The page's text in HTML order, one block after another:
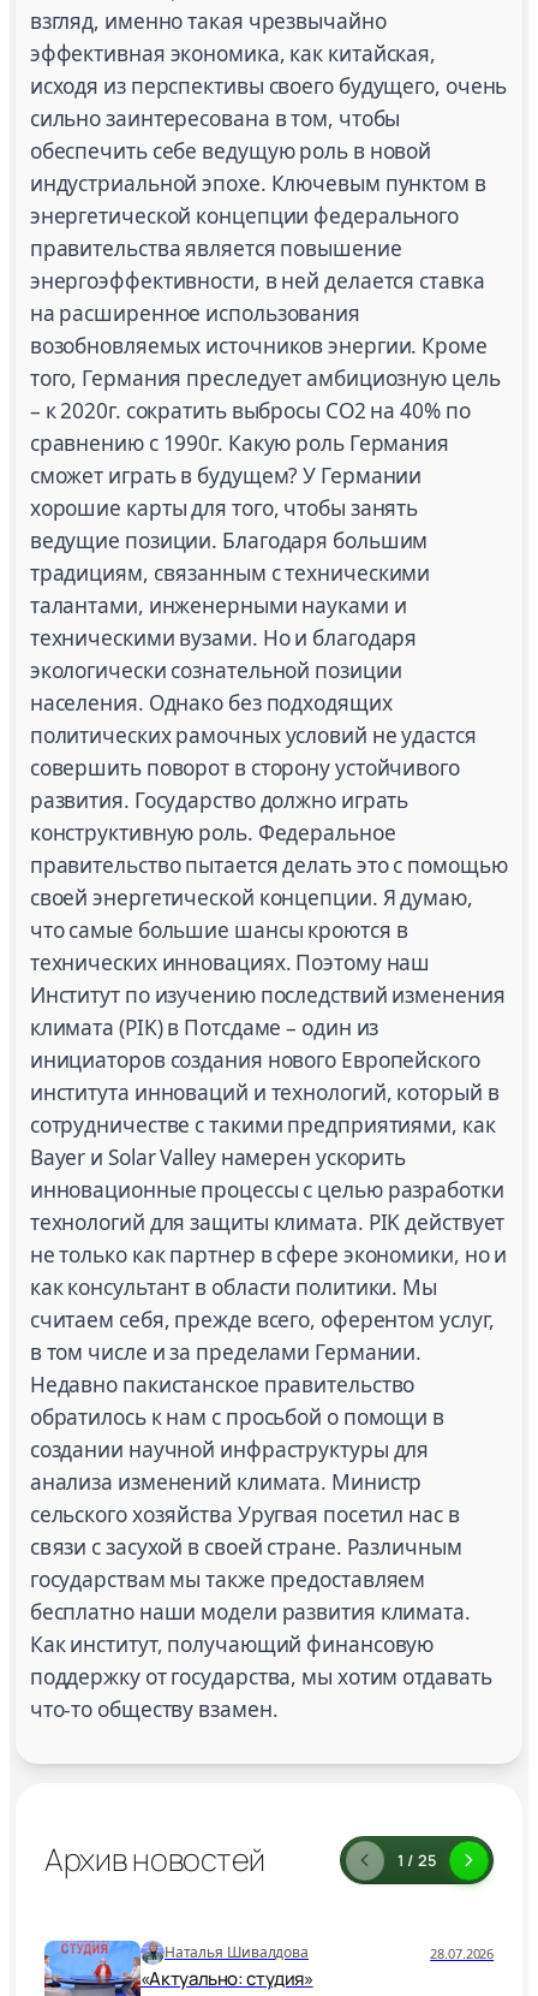
взгляд, именно такая чрезвычайно
эффективная экономика, как китайская,
исходя из перспективы своего будущего, очень
сильно заинтересована в том, чтобы
обеспечить себе ведущую роль в новой
индустриальной эпохе. Ключевым пунктом в
энергетической концепции федерального
правительства является повышение
энергоэффективности, в ней делается ставка
на расширенное использования
возобновляемых источников энергии. Кроме
того, Германия преследует амбициозную цель
– к 2020г. сократить выбросы CO2 на 40% по
сравнению с 1990г. Какую роль Германия
сможет играть в будущем? У Германии
хорошие карты для того, чтобы занять
ведущие позиции. Благодаря большим
традициям, связанным с техническими
талантами, инженерными науками и
техническими вузами. Но и благодаря
экологически сознательной позиции
населения. Однако без подходящих
политических рамочных условий не удастся
совершить поворот в сторону устойчивого
развития. Государство должно играть
конструктивную роль. Федеральное
правительство пытается делать это с помощью
своей энергетической концепции. Я думаю,
что самые большие шансы кроются в
технических инновациях. Поэтому наш
Институт по изучению последствий изменения
климата (PIK) в Потсдаме – один из
инициаторов создания нового Европейского
института инноваций и технологий, который в
сотрудничестве с такими предприятиями, как
Bayer и Solar Valley намерен ускорить
инновационные процессы с целью разработки
технологий для защиты климата. PIK действует
не только как партнер в сфере экономики, но и
как консультант в области политики. Мы
считаем себя, прежде всего, оферентом услуг,
в том числе и за пределами Германии.
Недавно пакистанское правительство
обратилось к нам с просьбой о помощи в
создании научной инфраструктуры для
анализа изменений климата. Министр
сельского хозяйства Уругвая посетил нас в
связи с засухой в своей стране. Различным
государствам мы также предоставляем
бесплатно наши модели развития климата.
Как институт, получающий финансовую
поддержку от государства, мы хотим отдавать
что-то обществу взамен.
Архив новостей 1 / 25
Наталья Шивалдова 28.07.2026
«Актуально: студия»